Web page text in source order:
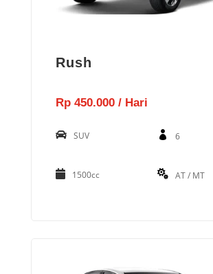
Rush
Rp 450.000 / Hari
SUV 6
1500cc AT / MT